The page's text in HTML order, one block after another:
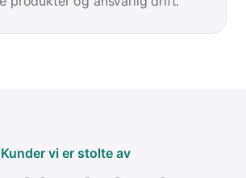
Kunder vi er stolte av